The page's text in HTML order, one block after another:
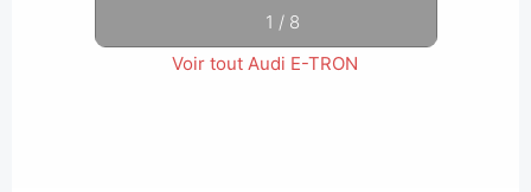
1 / 8
Voir tout Audi E-TRON